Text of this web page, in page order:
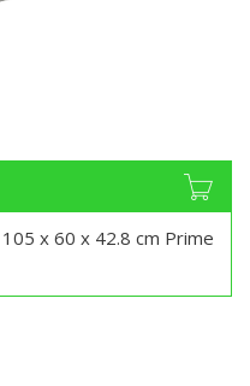
x 60 x 42.8 cm Prime